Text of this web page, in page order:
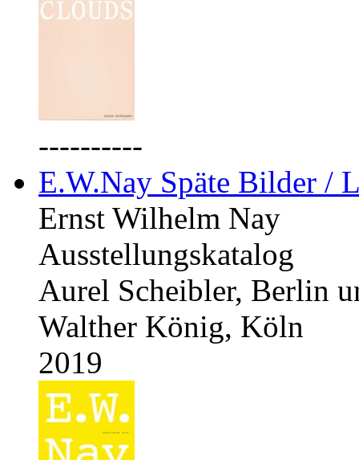
----------
E.W.Nay Späte Bilder /
Ernst Wilhelm Nay
Ausstellungskatalog
Aurel Scheibler, Berlin
Walther König, Köln
2019